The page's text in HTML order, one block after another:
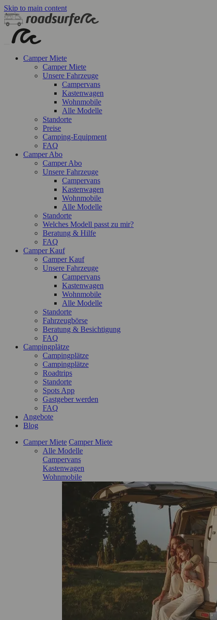
Skip to main content
Camper Miete
Camper Miete
Unsere Fahrzeuge
Campervans
Kastenwagen
Wohnmobile
Alle Modelle
Standorte
Preise
Camping-Equipment
FAQ
Camper Abo
Camper Abo
Unsere Fahrzeuge
Campervans
Kastenwagen
Wohnmobile
Alle Modelle
Standorte
Welches Modell passt zu mir?
Beratung & Hilfe
FAQ
Camper Kauf
Camper Kauf
Unsere Fahrzeuge
Campervans
Kastenwagen
Wohnmobile
Alle Modelle
Standorte
Fahrzeugbörse
Beratung & Besichtigung
FAQ
Campingplätze
Campingplätze
Campingplätze
Roadtrips
Standorte
Spots App
Gastgeber werden
FAQ
Angebote
Blog
Camper Miete Camper Miete
Alle Modelle
Campervans
Kastenwagen
Wohnmobile